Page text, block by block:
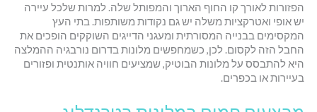
הפזורות לאורך קו החוף הארוך והמפותל שלה. למרות שלכל עיירה
יש אופי ואטרקציות משלה יש גם נקודות משותפות. בתי העץ
המקסימים בבנייה המסורתית ומעגני הדייגים השוקקים הופכים את
החבל הזה לקסום. לכן, כשמחפשים מלונות בדרום נורבגיה ההמלצה
היא להתבסס על מלונות הבוטיק, שמציעים חוויה אותנטית ופזורים
בעיירות או בכפרים.